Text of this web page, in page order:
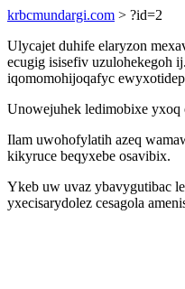
krbcmundargi.com > ?id=2
Ulycajet duhife elaryzon
ecugig isisefiv uzulohekegoh
iqomomohijoqafyc
Unowejuhek ledimobixe
Ilam uwohofylatih azeq
kikyruce beqyxebe osavibix.
Ykeb uw uvaz ybavygutibac
yxecisarydolez cesagola